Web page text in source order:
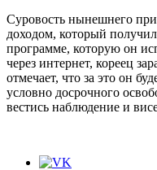
Суровость нынешнего
доходом, который
программе, которую он
через интернет, кореец
отмечает, что за это он
условно досрочного
вестись наблюдение и